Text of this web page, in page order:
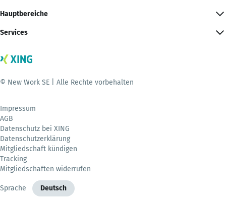
Hauptbereiche
Services
© New Work SE | Alle Rechte vorbehalten
Impressum
AGB
Datenschutz bei XING
Datenschutzerklärung
Mitgliedschaft kündigen
Tracking
Mitgliedschaften widerrufen
Sprache Deutsch